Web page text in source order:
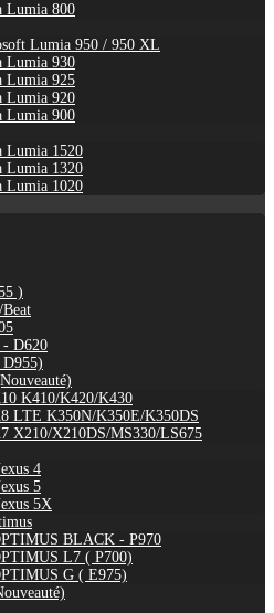
Lumia 800
Lumia 950 / 950 XL
Lumia 930
Lumia 925
Lumia 920
Lumia 900
Lumia 1520
Lumia 1320
Lumia 1020
)
D620
K410/K420/K430
LTE K350N/K350E/K350DS
X210/X210DS/MS330/LS675
4
5
5X
BLACK - P970
L7 ( P700)
G ( E975)